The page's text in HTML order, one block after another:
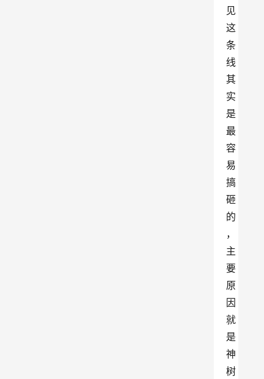
见
这
条
线
其
实
是
最
容
易
搞
砸
的
，
主
要
原
因
就
是
神
树